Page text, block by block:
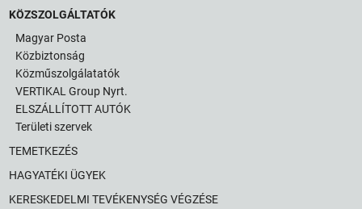
KÖZSZOLGÁLTATÓK
Magyar Posta
Közbiztonság
Közműszolgálatatók
VERTIKAL Group Nyrt.
ELSZÁLLÍTOTT AUTÓK
Területi szervek
TEMETKEZÉS
HAGYATÉKI ÜGYEK
KERESKEDELMI TEVÉKENYSÉG VÉGZÉSE